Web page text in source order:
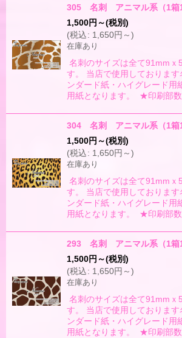
305 名刺 アニマル系（1箱
1,500円 ～(税別)
(税込: 1,650円 ～)
在庫あり
名刺のサイズは全て91mmｘ
す。 当店で使用しております
ンダード紙・ハイグレード用
用紙となります。 ★印刷部
304 名刺 アニマル系（1箱
1,500円 ～(税別)
(税込: 1,650円 ～)
在庫あり
名刺のサイズは全て91mmｘ
す。 当店で使用しております
ンダード紙・ハイグレード用
用紙となります。 ★印刷部
293 名刺 アニマル系（1箱
1,500円 ～(税別)
(税込: 1,650円 ～)
在庫あり
名刺のサイズは全て91mmｘ
す。 当店で使用しております
ンダード紙・ハイグレード用
用紙となります。 ★印刷部